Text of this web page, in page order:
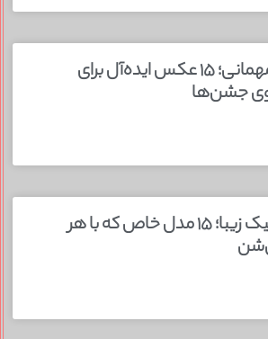
پیراهن شیک مهمانی؛ ۱۵ عکس ایده‌آل برای
جشن‌ها
کیف دستی شیک زیبا؛ ۱۵ مدل خاص که با هر